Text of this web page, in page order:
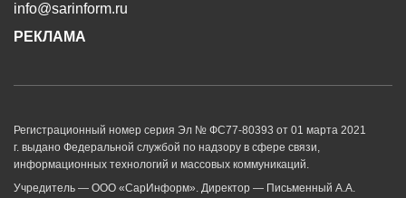
info@sarinform.ru
РЕКЛАМА
Регистрационный номер серия Эл № ФС77-80393 от 01 марта 2021
г. выдано Федеральной службой по надзору в сфере связи,
информационных технологий и массовых коммуникаций.
Учредитель — ООО «СарИнформ». Директор — Письменный А.А.